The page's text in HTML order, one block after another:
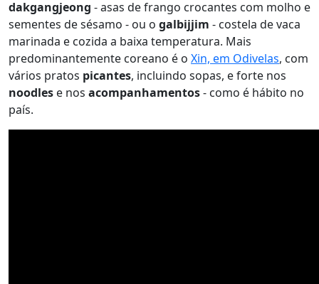
dakgangjeong - asas de frango crocantes com molho e
sementes de sésamo - ou o galbijjim - costela de vaca
marinada e cozida a baixa temperatura. Mais
predominantemente coreano é o Xin, em Odivelas, com
vários pratos picantes, incluindo sopas, e forte nos
noodles e nos acompanhamentos- como é hábito no
país.